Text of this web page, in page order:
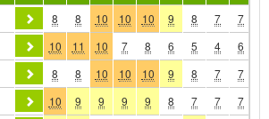
8 8 10 10 10 9 8 7 7
10 11 10 7 8 6 5 4 6
8 8 10 10 10 9 8 7 7
10 9 9 9 9 8 7 7 7